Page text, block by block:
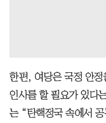
한편, 여당은 국정 안정
인사를 할 필요가 있다
는 “탄핵정국 속에서